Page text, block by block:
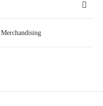
Merchandising